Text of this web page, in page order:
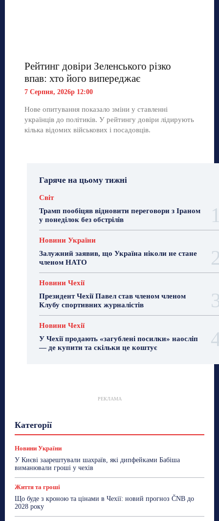
Рейтинг довіри Зеленського різко
впав: хто його випереджає
7 Серпня, 2026р 12:00
Нове опитування показало зміни у ставленні
українців до політиків. У рейтингу довіри лідирують
кілька відомих військових і посадовців.
Гаряче на цьому тижні
Світ
Трамп пообіцяв відновити переговори з Іраном
у понеділок без обстрілів
Новини України
Залужний заявив, що Україна ніколи не стане
членом НАТО
Новини Чехії
Президент Чехії Павел став членом членом
Клубу спортивних журналістів
Новини Чехії
У Чехії продають «загублені посилки» наосліп
— де купити та скільки це коштує
РЕКЛАМА
Категорії
Новини Чехії
Сад та город Світ
ТехноМанія
Топ-новини Фоторепортаж
Новини України
У Києві заарештували шахраїв, які дипфейками Бабіша
виманювали гроші у чехів
Життя та гроші
Що буде з кроною та цінами в Чехії: новий прогноз ČNB до
2028 року